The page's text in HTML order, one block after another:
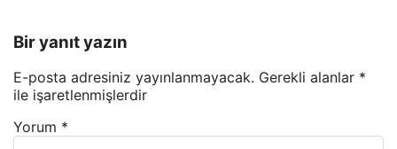
Bir yanıt yazın
E-posta adresiniz yayınlanmayacak. Gerekli alanlar *
ile işaretlenmişlerdir
Yorum *